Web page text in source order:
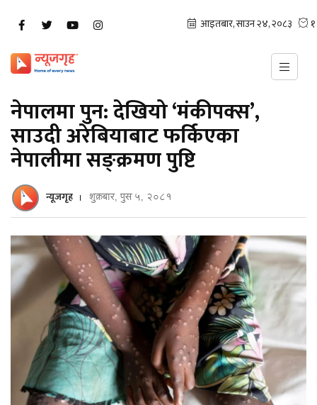
नेपालमा पुन: देखियो ‘मंकीपक्स’,
साउदी अरेबियाबाट फर्किएका
नेपालीमा सङ्क्रमण पुष्टि
न्यूजगृह शुक्रबार, पुस ५, २०८१